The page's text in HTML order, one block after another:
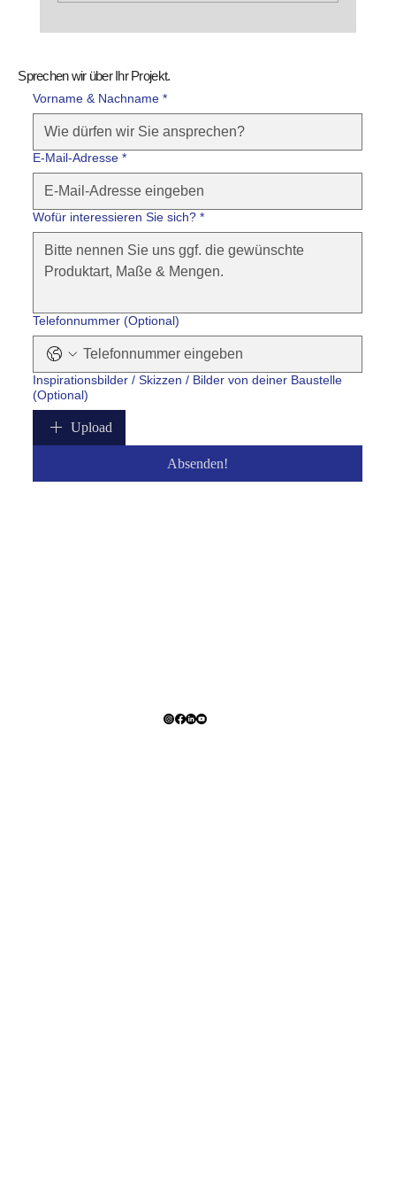
Vorname & Nachname *
E-Mail-Adresse *
Wofür interessieren Sie sich? *
Telefonnummer (Optional)
Inspirationsbilder / Skizzen / Bilder von deiner Baustelle
(Optional)
Upload
Absenden!
Sprechen wir über Ihr Projekt.